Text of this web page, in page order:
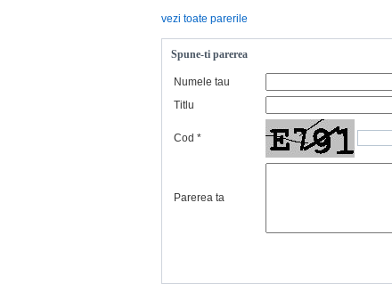
vezi toate parerile
Spune-ti parerea
Numele tau
Titlu
Cod *
Parerea ta